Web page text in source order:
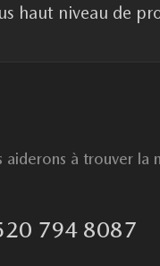
haut niveau de
à trouver la
794 8087